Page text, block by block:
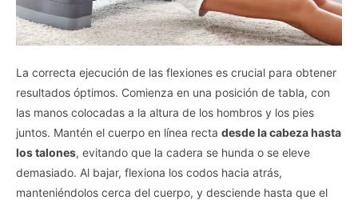
La correcta ejecución de las flexiones es crucial para obtener
resultados óptimos. Comienza en una posición de tabla, con
las manos colocadas a la altura de los hombros y los pies
juntos. Mantén el cuerpo en línea recta desde la cabeza hasta
los talones, evitando que la cadera se hunda o se eleve
demasiado. Al bajar, flexiona los codos hacia atrás,
manteniéndolos cerca del cuerpo, y desciende hasta que el